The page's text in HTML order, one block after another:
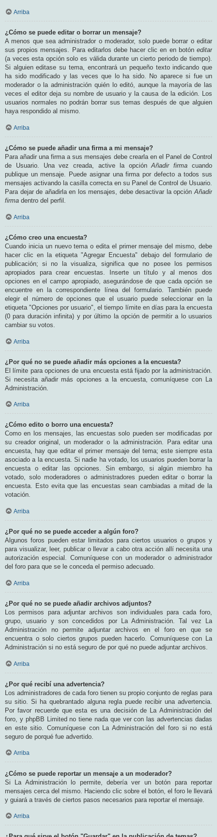
Arriba
¿Cómo se puede editar o borrar un mensaje?
A menos que sea administrador o moderador, solo puede borrar o editar
sus propios mensajes. Para editarlos debe hacer clic en en botón editar
(a veces esta opción solo es válida durante un cierto periodo de tiempo).
Si alguien editase su tema, encontrará un pequeño texto indicando que
ha sido modificado y las veces que lo ha sido. No aparece si fue un
moderador o la administración quién lo editó, aunque la mayoría de las
veces el editor deja su nombre de usuario y la causa de la edición. Los
usuarios normales no podrán borrar sus temas después de que alguien
haya respondido al mismo.
Arriba
¿Cómo se puede añadir una firma a mi mensaje?
Para añadir una firma a sus mensajes debe crearla en el Panel de Control
de Usuario. Una vez creada, active la opciónAñadir firma cuando
publique un mensaje. Puede asignar una firma por defecto a todos sus
mensajes activando la casilla correcta en su Panel de Control de Usuario.
Para dejar de añadirla en los mensajes, debe desactivar la opciónAñadir
firma dentro del perfil.
Arriba
¿Cómo creo una encuesta?
Cuando inicia un nuevo tema o edita el primer mensaje del mismo, debe
hacer clic en la etiqueta "Agregar Encuesta" debajo del formulario de
publicación; si no la visualiza, significa que no posee los permisos
apropiados para crear encuestas. Inserte un título y al menos dos
opciones en el campo apropiado, asegurándose de que cada opción se
encuentre en la correspondiente línea del formulario. También puede
elegir el número de opciones que el usuario puede seleccionar en la
etiqueta "Opciones por usuario", el tiempo límite en días para la encuesta
(0 para duración infinita) y por último la opción de permitir a lo usuarios
cambiar su votos.
Arriba
¿Por qué no se puede añadir más opciones a la encuesta?
El límite para opciones de una encuesta está fijado por la administración.
Si necesita añadir más opciones a la encuesta, comuníquese con La
Administración.
Arriba
¿Cómo edito o borro una encuesta?
Como en los mensajes, las encuestas solo pueden ser modificadas por
su creador original, un moderador o la administración. Para editar una
encuesta, hay que editar el primer mensaje del tema; este siempre esta
asociado a la encuesta. Si nadie ha votado, los usuarios pueden borrar la
encuesta o editar las opciones. Sin embargo, si algún miembro ha
votado, solo moderadores o administradores pueden editar o borrar la
encuesta. Esto evita que las encuestas sean cambiadas a mitad de la
votación.
Arriba
¿Por qué no se puede acceder a algún foro?
Algunos foros pueden estar limitados para ciertos usuarios o grupos y
para visualizar, leer, publicar o llevar a cabo otra acción allí necesita una
autorización especial. Comuníquese con un moderador o administrador
del foro para que se le conceda el permiso adecuado.
Arriba
¿Por qué no se puede añadir archivos adjuntos?
Los permisos para adjuntar archivos son individuales para cada foro,
grupo, usuario y son concedidos por La Administración. Tal vez La
Administración no permite adjuntar archivos en el foro en que se
encuentra o solo ciertos grupos pueden hacerlo. Comuníquese con La
Administración si no está seguro de por qué no puede adjuntar archivos.
Arriba
¿Por qué recibí una advertencia?
Los administradores de cada foro tienen su propio conjunto de reglas para
su sitio. Si ha quebrantado alguna regla puede recibir una advertencia.
Por favor recuerde que esta es una decisión de La Administración del
foro, y phpBB Limited no tiene nada que ver con las advertencias dadas
en este sitio. Comuníquese con La Administración del foro si no está
seguro de porqué fue advertido.
Arriba
¿Cómo se puede reportar un mensaje a un moderador?
Si La Administración lo permite, debería ver un botón para reportar
mensajes cerca del mismo. Haciendo clic sobre el botón, el foro le llevará
y guiará a través de ciertos pasos necesarios para reportar el mensaje.
Arriba